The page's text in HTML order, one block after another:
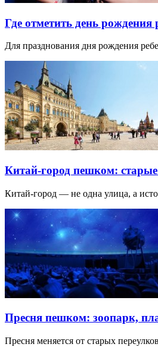
Где отметить день
Для празднования дня рождения
Китай-город пешком:
Китай-город — не одна улица, а
Пресня пешком: зоопарк,
Пресня меняется от старых